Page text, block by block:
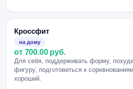
Кроссфит
на дому
от 700.00 руб.
Для себя, поддерживать форму,
фигуру, подготовиться к
хороший.